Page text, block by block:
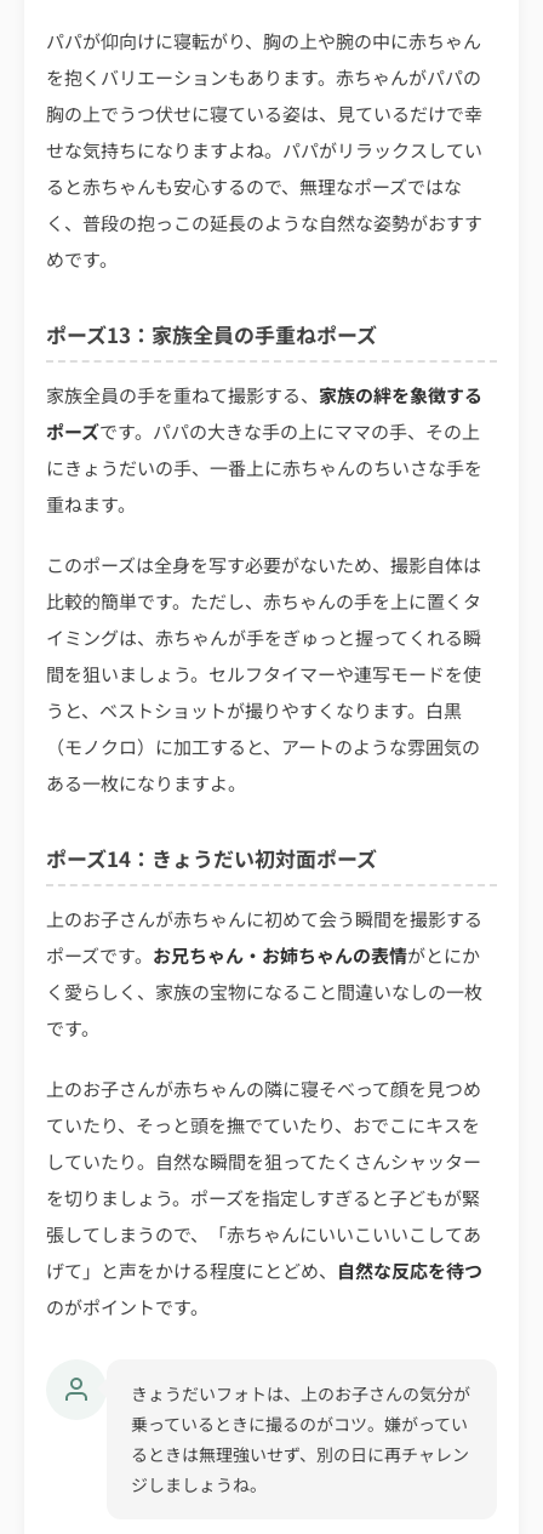
パパが仰向けに寝転がり、胸の上や腕の中に赤ちゃん
を抱くバリエーションもあります。赤ちゃんがパパの
胸の上でうつ伏せに寝ている姿は、見ているだけで幸
せな気持ちになりますよね。パパがリラックスしてい
ると赤ちゃんも安心するので、無理なポーズではな
く、普段の抱っこの延長のような自然な姿勢がおすす
めです。
ポーズ13：家族全員の手重ねポーズ
家族全員の手を重ねて撮影する、 家族の絆を象徴する
ポーズです。パパの大きな手の上にママの手、その上
にきょうだいの手、一番上に赤ちゃんのちいさな手を
重ねます。
このポーズは全身を写す必要がないため、撮影自体は
比較的簡単です。ただし、赤ちゃんの手を上に置くタ
イミングは、赤ちゃんが手をぎゅっと握ってくれる瞬
間を狙いましょう。セルフタイマーや連写モードを使
うと、ベストショットが撮りやすくなります。白黒
（モノクロ）に加工すると、アートのような雰囲気の
ある一枚になりますよ。
ポーズ14：きょうだい初対面ポーズ
上のお子さんが赤ちゃんに初めて会う瞬間を撮影する
ポーズです。 お兄ちゃん・お姉ちゃんの表情がとにか
く愛らしく、家族の宝物になること間違いなしの一枚
です。
上のお子さんが赤ちゃんの隣に寝そべって顔を見つめ
ていたり、そっと頭を撫でていたり、おでこにキスを
していたり。自然な瞬間を狙ってたくさんシャッター
を切りましょう。ポーズを指定しすぎると子どもが緊
張してしまうので、「赤ちゃんにいいこいいこしてあ
げて」と声をかける程度にとどめ、 自然な反応を待つ
のがポイントです。
きょうだいフォトは、上のお子さんの気分が
乗っているときに撮るのがコツ。嫌がってい
るときは無理強いせず、別の日に再チャレン
ジしましょうね。